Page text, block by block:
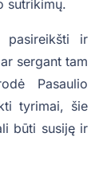
sutrikimų.
pasireikšti ir
sergant tam
Pasaulio
tyrimai, šie
būti susiję ir